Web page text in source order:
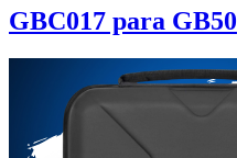
GBC017 para GB50